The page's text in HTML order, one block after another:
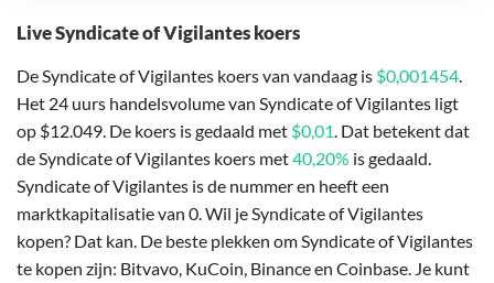
Live Syndicate of Vigilantes koers
De Syndicate of Vigilantes koers van vandaag is $0,001454.
Het 24 uurs handelsvolume van Syndicate of Vigilantes ligt
op $12.049. De koers is gedaald met $0,01. Dat betekent dat
de Syndicate of Vigilantes koers met40,20% is gedaald.
Syndicate of Vigilantes is de nummer en heeft een
marktkapitalisatie van 0. Wil je Syndicate of Vigilantes
kopen? Dat kan. De beste plekken om Syndicate of Vigilantes
te kopen zijn: Bitvavo, KuCoin, Binance en Coinbase. Je kunt